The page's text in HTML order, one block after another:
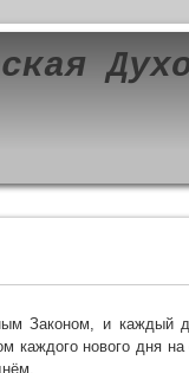
Законом, и каждый
каждого нового дня